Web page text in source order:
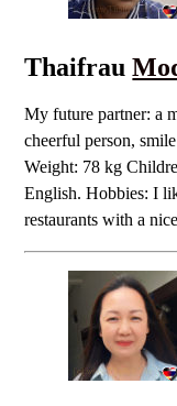
Thaifrau
My future partner: a
cheerful person,
Weight: 78 kg
English. Hobbies: I
restaurants with a